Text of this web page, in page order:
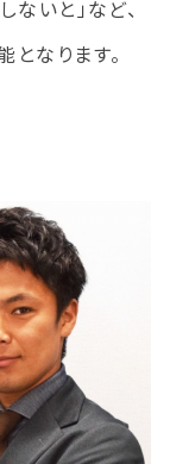
いと」など、
なります。